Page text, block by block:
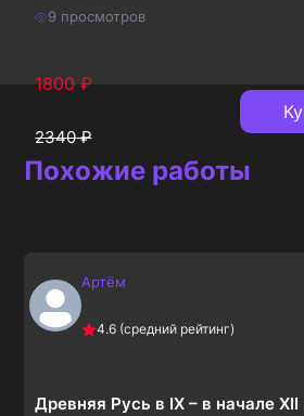
9 просмотров
1800 ₽
2340₽
Похожие работы
Артём
4.6 (средний рейтинг)
Древняя Русь в IX – в начале XII